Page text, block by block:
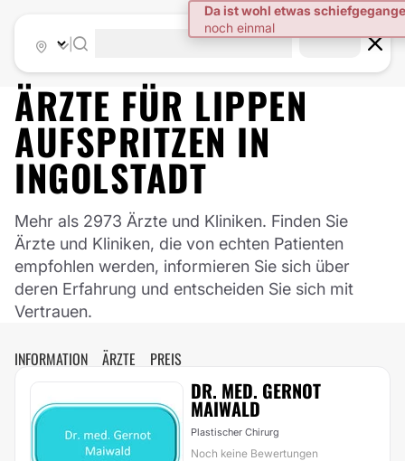
ÄRZTE FÜR LIPPEN
AUFSPRITZEN IN
INGOLSTADT
Mehr als 2973 Ärzte und Kliniken. Finden Sie
Ärzte und Kliniken, die von echten Patienten
empfohlen werden, informieren Sie sich über
deren Erfahrung und entscheiden Sie sich mit
Vertrauen.
INFORMATION ÄRZTE PREIS
DR. MED. GERNOT
MAIWALD
Plastischer Chirurg
Noch keine Bewertungen